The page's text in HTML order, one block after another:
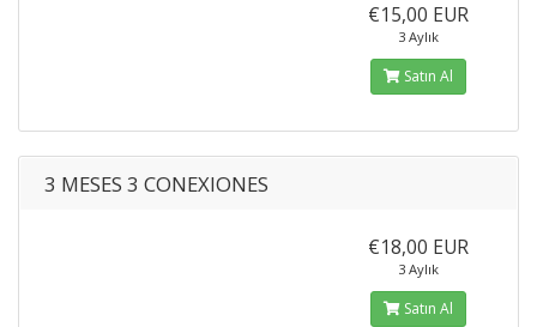
€15,00 EUR
3 Aylık
Satın Al
3 MESES 3 CONEXIONES
€18,00 EUR
3 Aylık
Satın Al